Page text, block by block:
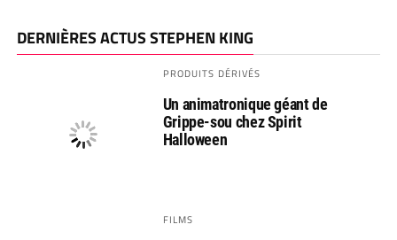
DERNIÈRES ACTUS STEPHEN KING
PRODUITS DÉRIVÉS
Un animatronique géant de
Grippe-sou chez Spirit
Halloween
FILMS